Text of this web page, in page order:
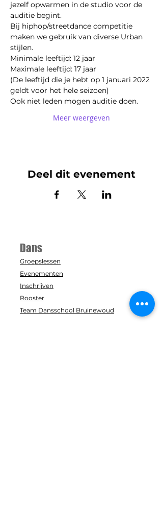
jezelf opwarmen in de studio voor de
auditie begint.
Bij hiphop/streetdance competitie
maken we gebruik van diverse Urban
stijlen.
Minimale leeftijd: 12 jaar
Maximale leeftijd: 17 jaar
(De leeftijd die je hebt op 1 januari 2022
geldt voor het hele seizoen)
Ook niet leden mogen auditie doen.
Meer weergeven
Deel dit evenement
Dans
Groepslessen
Evenementen
Inschrijven
Rooster
Team Dansschool Bruinewoud